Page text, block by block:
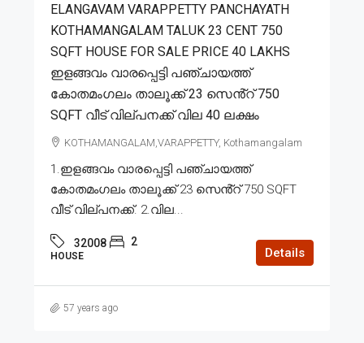
ELANGAVAM VARAPPETTY PANCHAYATH
KOTHAMANGALAM TALUK 23 CENT 750
SQFT HOUSE FOR SALE PRICE 40 LAKHS
ഇളങ്ങവം വാരപ്പെട്ടി പഞ്ചായത്ത്
കോതമംഗലം താലൂക്ക് 23 സെൻ്റ് 750
SQFT വീട് വില്പനക്ക് വില 40 ലക്ഷം
KOTHAMANGALAM,VARAPPETTY, Kothamangalam
1.ഇളങ്ങവം വാരപ്പെട്ടി പഞ്ചായത്ത്
കോതമംഗലം താലൂക്ക് 23 സെൻ്റ് 750 SQFT
വീട് വില്പനക്ക്. 2.വില...
32008 2
HOUSE Details
57 years ago